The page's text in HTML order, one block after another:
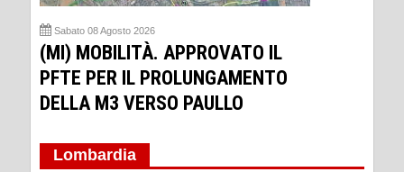
Sabato 08 Agosto 2026
(MI) MOBILITÀ. APPROVATO IL
PFTE PER IL PROLUNGAMENTO
DELLA M3 VERSO PAULLO
Lombardia